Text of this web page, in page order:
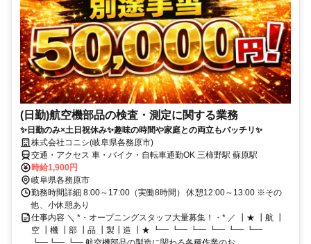
(日勤)航空機部品の検査・測定に関する業務
✨日勤のみ×土日祝休み✨趣味の時間や家庭との両立もバッチリ✨
株式会社コニシ(岐阜県各務原市)
交通・アクセス 車・バイク・自転車通勤OK 三柿野駅 蘇原駅
時給1,900円
岐阜県各務原市
勤務時間詳細 8:00～17:00（実働8時間） 休憩12:00～13:00 ※その
他、小休憩あり
仕事内容 ＼ *・オープニングスタッフ大量募集！・* ／ ┃★ ┃航 ┃
空 ┃機 ┃部 ┃品 ┃製┃造 ┃★ ┗━ ┗━ ┗━ ┗━ ┗━ ┗━